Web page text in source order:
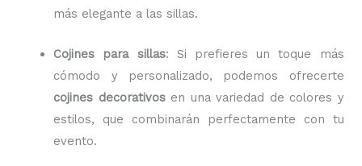
más elegante a las sillas.
Cojines para sillas: Si prefieres un toque más
cómodo y personalizado, podemos ofrecerte
cojines decorativosen una variedad de colores y
estilos, que combinarán perfectamente con tu
evento.